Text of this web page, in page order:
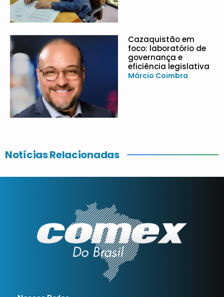
Cazaquistão em
foco: laboratório de
governança e
eficiência legislativa
Márcio Coimbra
Notícias Relacionadas